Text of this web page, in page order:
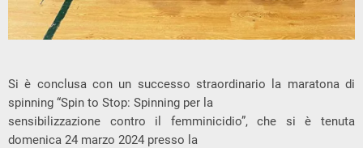
Si è conclusa con un successo straordinario la maratona di
spinning “Spin to Stop: Spinning per la
sensibilizzazione contro il femminicidio”, che si è tenuta
domenica 24 marzo 2024 presso la